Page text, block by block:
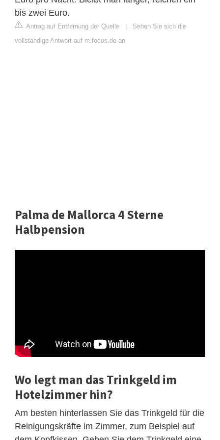
bis zwei Euro.
Antrag auf Entfernung der Quelle
Sehen Sie sich die
vollständige Antwort auf m.focus.de an
Palma de Mallorca 4 Sterne
Halbpension
Wo legt man das Trinkgeld im
Hotelzimmer hin?
Am besten hinterlassen Sie das Trinkgeld für die
Reinigungskräfte im Zimmer, zum Beispiel auf